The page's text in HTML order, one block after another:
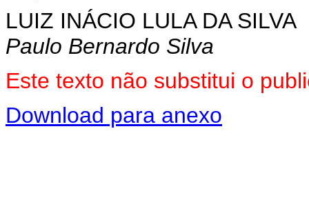
LUIZ INÁCIO LULA DA SILVA
Paulo Bernardo Silva
Este texto não substitui o
Download para anexo